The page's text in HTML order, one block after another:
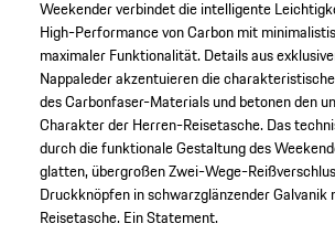
Weekender verbindet die intelligente
High-Performance von Carbon mit
maximaler Funktionalität. Details aus
Nappaleder akzentuieren die
des Carbonfaser-Materials und betonen den
Charakter der Herren-Reisetasche. Das
durch die funktionale Gestaltung des
glatten, übergroßen Zwei-Wege-
Druckknöpfen in schwarzglänzender Galvanik
Reisetasche. Ein Statement.